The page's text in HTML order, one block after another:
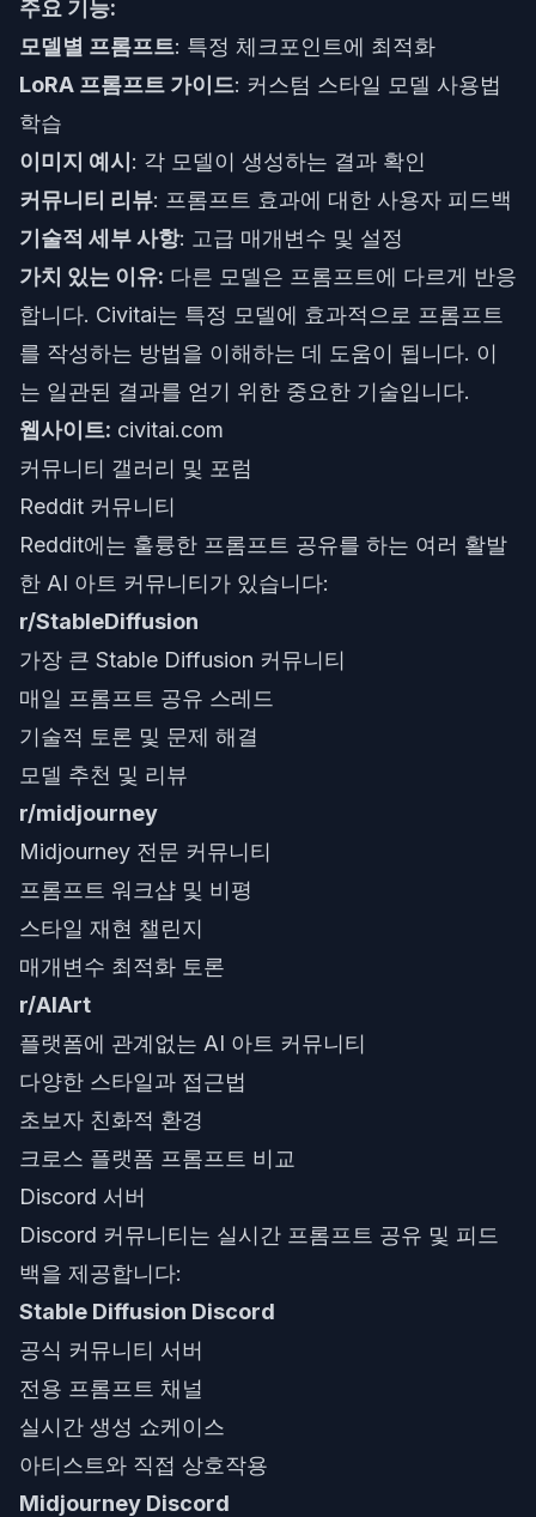
주요 기능:
모델별 프롬프트: 특정 체크포인트에 최적화
LoRA 프롬프트 가이드: 커스텀 스타일 모델 사용법
학습
이미지 예시 : 각 모델이 생성하는 결과 확인
커뮤니티 리뷰: 프롬프트 효과에 대한 사용자 피드백
기술적 세부 사항: 고급 매개변수 및 설정
가치 있는 이유: 다른 모델은 프롬프트에 다르게 반응
합니다. Civitai는 특정 모델에 효과적으로 프롬프트
를 작성하는 방법을 이해하는 데 도움이 됩니다. 이
는 일관된 결과를 얻기 위한 중요한 기술입니다.
웹사이트: civitai.com
커뮤니티 갤러리 및 포럼
Reddit 커뮤니티
Reddit에는 훌륭한 프롬프트 공유를 하는 여러 활발
한 AI 아트 커뮤니티가 있습니다:
r/StableDiffusion
가장 큰 Stable Diffusion 커뮤니티
매일 프롬프트 공유 스레드
기술적 토론 및 문제 해결
모델 추천 및 리뷰
r/midjourney
Midjourney 전문 커뮤니티
프롬프트 워크샵 및 비평
스타일 재현 챌린지
매개변수 최적화 토론
r/AIArt
플랫폼에 관계없는 AI 아트 커뮤니티
다양한 스타일과 접근법
초보자 친화적 환경
크로스 플랫폼 프롬프트 비교
Discord 서버
Discord 커뮤니티는 실시간 프롬프트 공유 및 피드
백을 제공합니다:
Stable Diffusion Discord
공식 커뮤니티 서버
전용 프롬프트 채널
실시간 생성 쇼케이스
아티스트와 직접 상호작용
Midjourney Discord